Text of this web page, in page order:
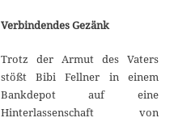
u
s
t
0
1
Verbindendes Gezänk
Trotz der Armut des Vaters
stößt Bibi Fellner in einem
Bankdepot auf eine
Hinterlassenschaft von